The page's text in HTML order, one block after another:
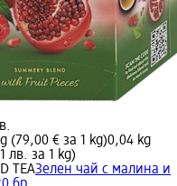
(79,00 € за 1 kg)0,04 kg
лв. за 1 kg)
TEAЗелен чай с малина и